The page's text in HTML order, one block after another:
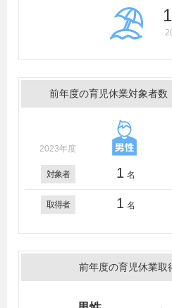
前年度の育児休業対象者数
2023年度
対象者 1 名
取得者 1 名
前年度の育児休業取